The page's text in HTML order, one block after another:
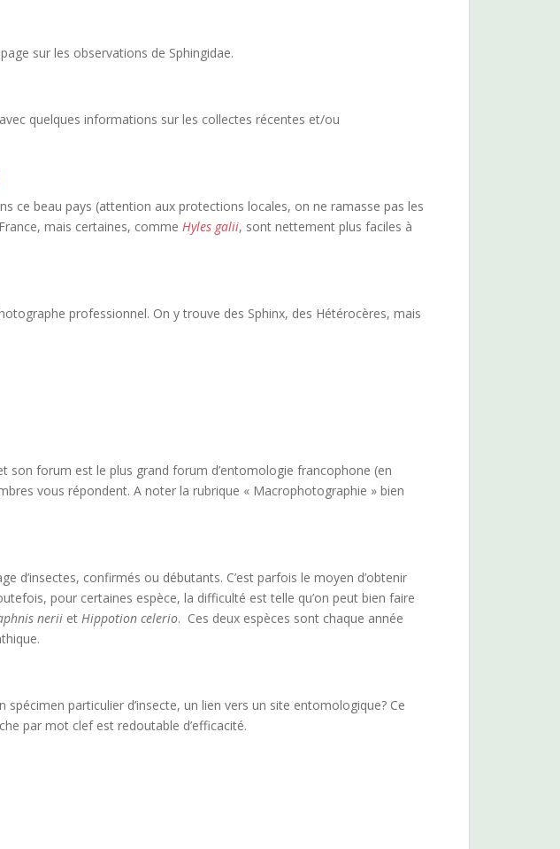
sur les observations de Sphingidae.
quelques informations sur les collectes récentes et/ou
ce beau pays (attention aux protections locales, on ne ramasse pas les
mais certaines, comme Hyles galii, sont nettement plus faciles à
professionnel. On y trouve des Sphinx, des Hétérocères, mais
son forum est le plus grand forum d’entomologie francophone (en
vous répondent. A noter la rubrique « Macrophotographie » bien
d’insectes, confirmés ou débutants. C’est parfois le moyen d’obtenir
pour certaines espèce, la difficulté est telle qu’on peut bien faire
nerii et Hippotion celerio. Ces deux espèces sont chaque année
particulier d’insecte, un lien vers un site entomologique? Ce
par mot clef est redoutable d’efficacité.